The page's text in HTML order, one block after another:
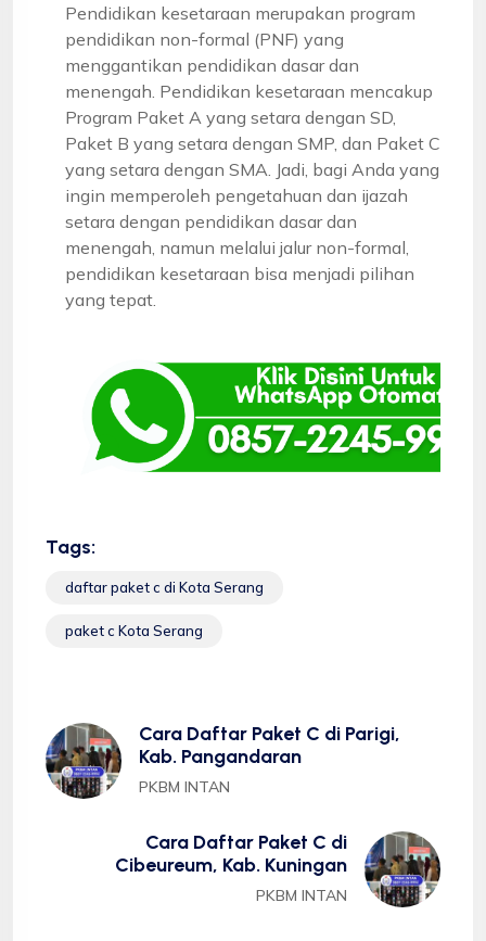
Pendidikan kesetaraan merupakan program
pendidikan non-formal (PNF) yang
menggantikan pendidikan dasar dan
menengah. Pendidikan kesetaraan mencakup
Program Paket A yang setara dengan SD,
Paket B yang setara dengan SMP, dan Paket C
yang setara dengan SMA. Jadi, bagi Anda yang
ingin memperoleh pengetahuan dan ijazah
setara dengan pendidikan dasar dan
menengah, namun melalui jalur non-formal,
pendidikan kesetaraan bisa menjadi pilihan
yang tepat.
Tags:
daftar paket c di Kota Serang
paket c Kota Serang
Cara Daftar Paket C di Parigi,
Kab. Pangandaran
PKBM INTAN
Cara Daftar Paket C di
Cibeureum, Kab. Kuningan
PKBM INTAN